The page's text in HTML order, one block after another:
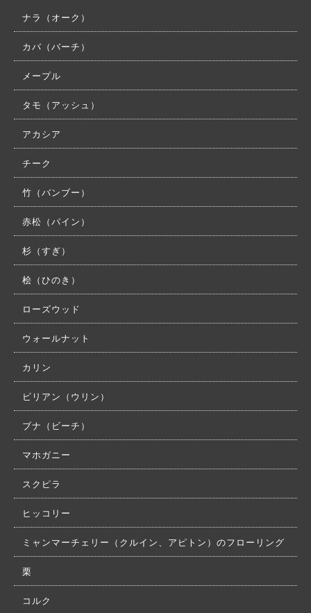
ナラ（オーク）
カバ（バーチ）
メープル
タモ（アッシュ）
アカシア
チーク
竹（バンブー）
赤松（パイン）
杉（すぎ）
桧（ひのき）
ローズウッド
ウォールナット
カリン
ビリアン（ウリン）
ブナ（ビーチ）
マホガニー
スクピラ
ヒッコリー
ミャンマーチェリー（クルイン、アピトン）のフローリング
栗
コルク